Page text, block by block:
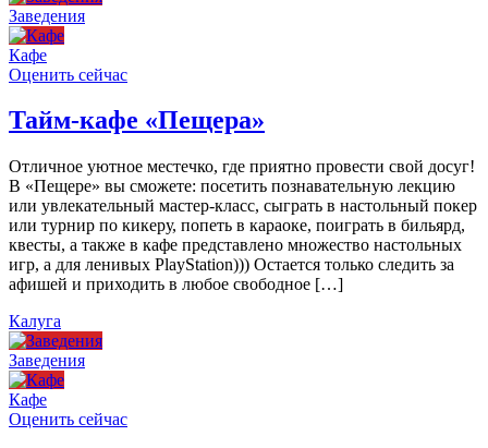
Заведения
Кафе
Оценить сейчас
Тайм-кафе «Пещера»
Отличное уютное местечко, где приятно провести свой досуг!
В «Пещере» вы сможете: посетить познавательную лекцию
или увлекательный мастер-класс, сыграть в настольный покер
или турнир по кикеру, попеть в караоке, поиграть в бильярд,
квесты, а также в кафе представлено множество настольных
игр, а для ленивых PlayStation))) Остается только следить за
афишей и приходить в любое свободное […]
Калуга
Заведения
Кафе
Оценить сейчас